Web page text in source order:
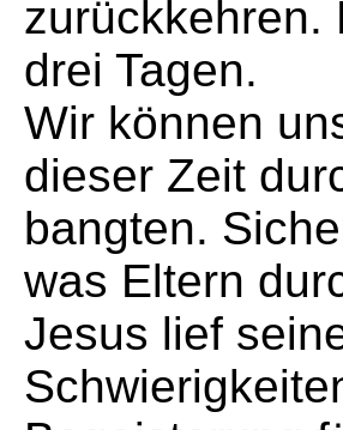
zurückkehren.
drei Tagen.
Wir können
dieser Zeit
bangten.
was Eltern
Jesus lief